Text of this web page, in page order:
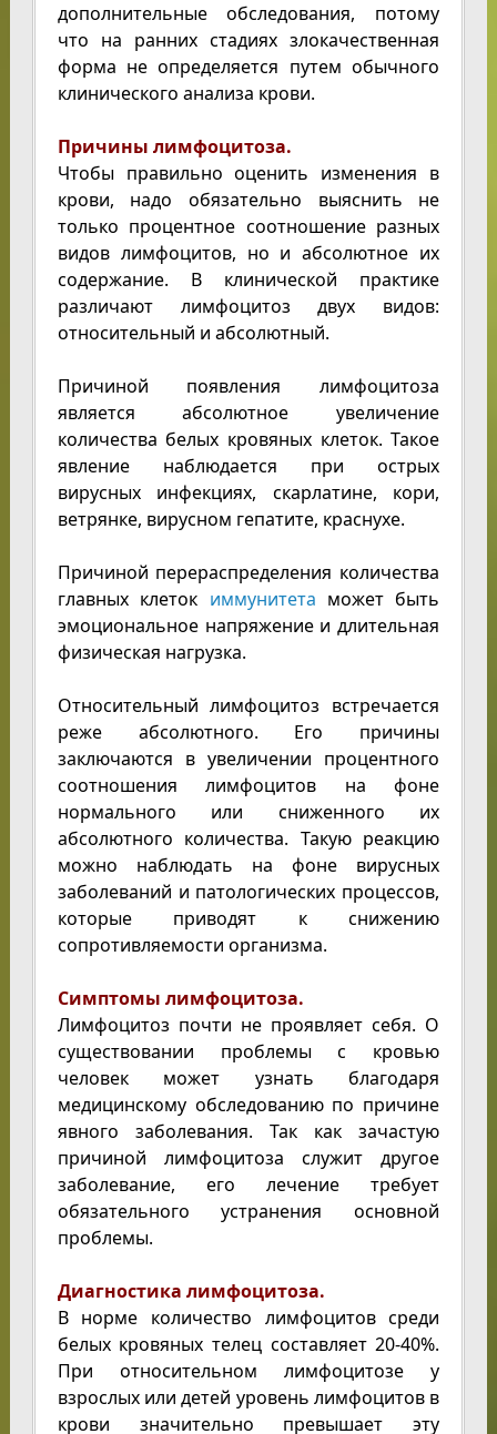
дополнительные обследования, потому
что на ранних стадиях злокачественная
форма не определяется путем обычного
клинического анализа крови.
Причины лимфоцитоза.
Чтобы правильно оценить изменения в
крови, надо обязательно выяснить не
только процентное соотношение разных
видов лимфоцитов, но и абсолютное их
содержание. В клинической практике
различают лимфоцитоз двух видов:
относительный и абсолютный.
Причиной появления лимфоцитоза
является абсолютное увеличение
количества белых кровяных клеток. Такое
явление наблюдается при острых
вирусных инфекциях, скарлатине, кори,
ветрянке, вирусном гепатите, краснухе.
Причиной перераспределения количества
главных клеток иммунитета может быть
эмоциональное напряжение и длительная
физическая нагрузка.
Относительный лимфоцитоз встречается
реже абсолютного. Его причины
заключаются в увеличении процентного
соотношения лимфоцитов на фоне
нормального или сниженного их
абсолютного количества. Такую реакцию
можно наблюдать на фоне вирусных
заболеваний и патологических процессов,
которые приводят к снижению
сопротивляемости организма.
Симптомы лимфоцитоза.
Лимфоцитоз почти не проявляет себя. О
существовании проблемы с кровью
человек может узнать благодаря
медицинскому обследованию по причине
явного заболевания. Так как зачастую
причиной лимфоцитоза служит другое
заболевание, его лечение требует
обязательного устранения основной
проблемы.
Диагностика лимфоцитоза.
В норме количество лимфоцитов среди
белых кровяных телец составляет 20-40%.
При относительном лимфоцитозе у
взрослых или детей уровень лимфоцитов в
крови значительно превышает эту